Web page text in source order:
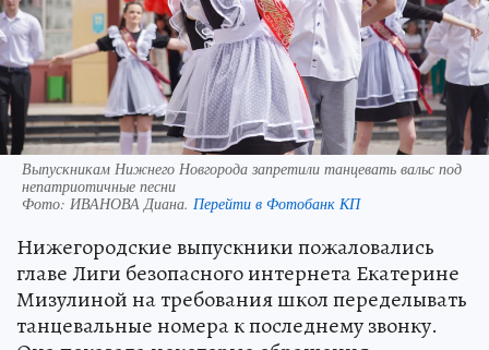
Выпускникам Нижнего Новгорода запретили танцевать вальс под
непатриотичные песни
Фото: ИВАНОВА Диана. Перейти в Фотобанк КП
Нижегородские выпускники пожаловались
главе Лиги безопасного интернета Екатерине
Мизулиной на требования школ переделывать
танцевальные номера к последнему звонку.